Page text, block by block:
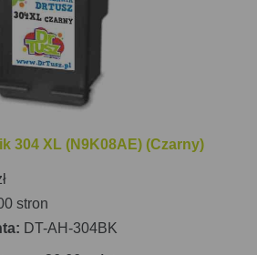
304 XL (N9K08AE) (Czarny)
stron
DT-AH-304BK